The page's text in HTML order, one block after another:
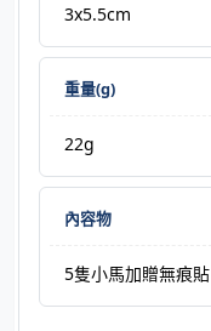
3x5.5cm
重量(g)
22g
內容物
5隻小馬加贈無痕貼